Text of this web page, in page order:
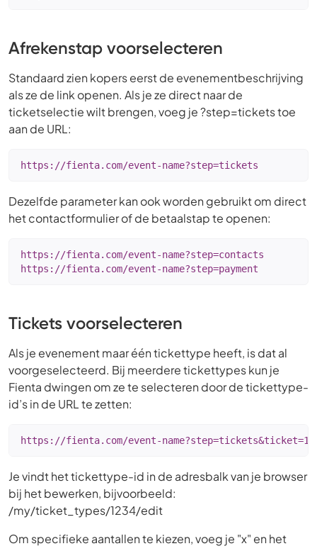
Afrekenstap voorselecteren
Standaard zien kopers eerst de evenementbeschrijving
als ze de link openen. Als je ze direct naar de
ticketselectie wilt brengen, voeg je ?step=tickets toe
aan de URL:
https://fienta.com/event-name?step=tickets
Dezelfde parameter kan ook worden gebruikt om direct
het contactformulier of de betaalstap te openen:
https://fienta.com/event-name?step=contacts
https://fienta.com/event-name?step=payment
Tickets voorselecteren
Als je evenement maar één tickettype heeft, is dat al
voorgeselecteerd. Bij meerdere tickettypes kun je
Fienta dwingen om ze te selecteren door de tickettype-
id’s in de URL te zetten:
https://fienta.com/event-
Je vindt het tickettype-id in de adresbalk van je browser
bij het bewerken, bijvoorbeeld:
/my/ticket_types/1234/edit
Om specifieke aantallen te kiezen, voeg je "x" en het